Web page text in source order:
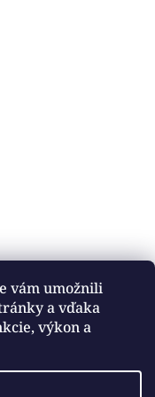
vám umožnili
a vďaka
výkon a